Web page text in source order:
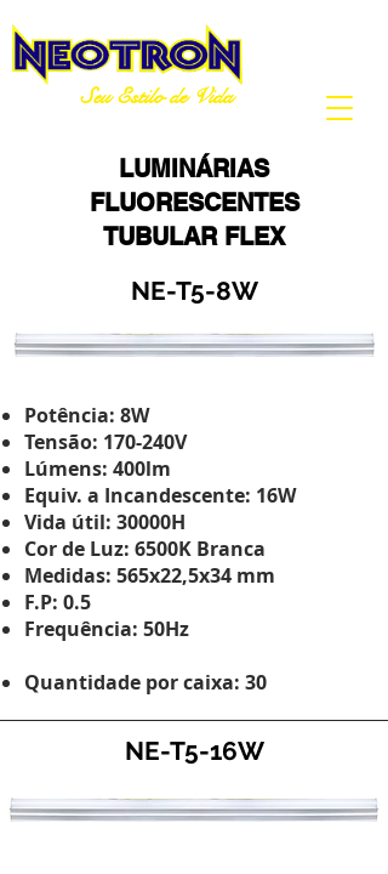
Seu Estilo de Vida
LUMINÁRIAS
FLUORESCENTES
TUBULAR FLEX
NE-T5-8W
Potência: 8W
Tensão: 170-240V
Lúmens: 400lm
Equiv. a Incandescente: 16W
Vida útil: 30000H
Cor de Luz: 6500K Branca
Medidas: 565x22,5x34 mm
F.P: 0.5
Frequência: 50Hz
Quantidade por caixa: 30
NE-T5-16W